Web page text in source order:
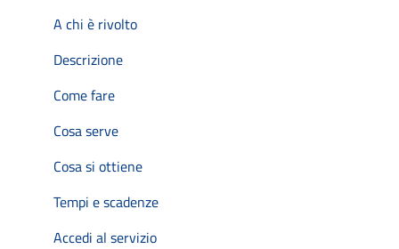
A chi è rivolto
Descrizione
Come fare
Cosa serve
Cosa si ottiene
Tempi e scadenze
Accedi al servizio